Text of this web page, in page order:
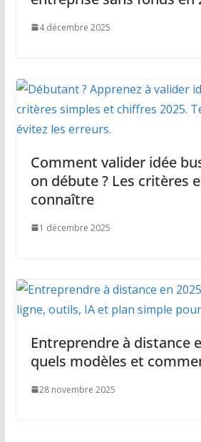
4 décembre 2025
Comment valider idée
on débute ? Les critères
connaître
1 décembre 2025
Entreprendre à distance
quels modèles et
28 novembre 2025